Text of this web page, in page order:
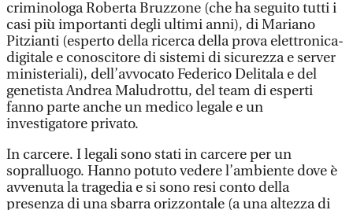
criminologa Roberta Bruzzone (che ha seguito tutti i
casi più importanti degli ultimi anni), di Mariano
Pitzianti (esperto della ricerca della prova elettronica-
digitale e conoscitore di sistemi di sicurezza e server
ministeriali), dell’avvocato Federico Delitala e del
genetista Andrea Maludrottu, del team di esperti
fanno parte anche un medico legale e un
investigatore privato.
In carcere. I legali sono stati in carcere per un
sopralluogo. Hanno potuto vedere l’ambiente dove è
avvenuta la tragedia e si sono resi conto della
presenza di una sbarra orizzontale (a una altezza di